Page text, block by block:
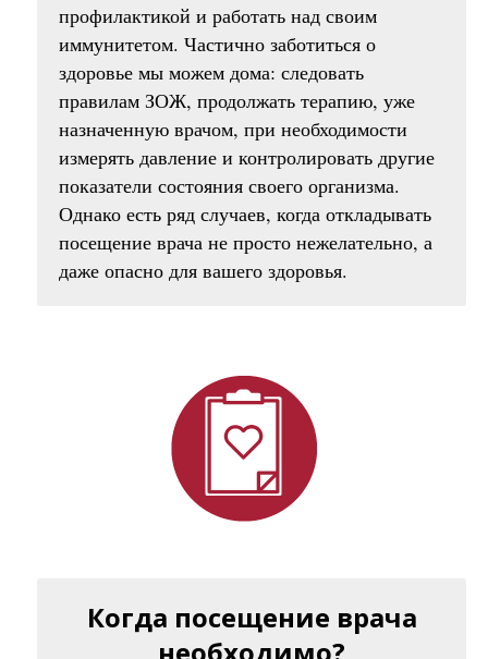
профилактикой и работать над своим
иммунитетом. Частично заботиться о
здоровье мы можем дома: следовать
правилам ЗОЖ, продолжать терапию, уже
назначенную врачом, при необходимости
измерять давление и контролировать другие
показатели состояния своего организма.
Однако есть ряд случаев, когда откладывать
посещение врача не просто нежелательно, а
даже опасно для вашего здоровья.
Когда посещение врача